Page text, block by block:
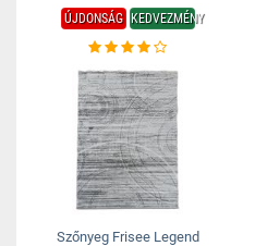
ÚJDONSÁG KEDVEZMÉNY
Szőnyeg Frisee Legend